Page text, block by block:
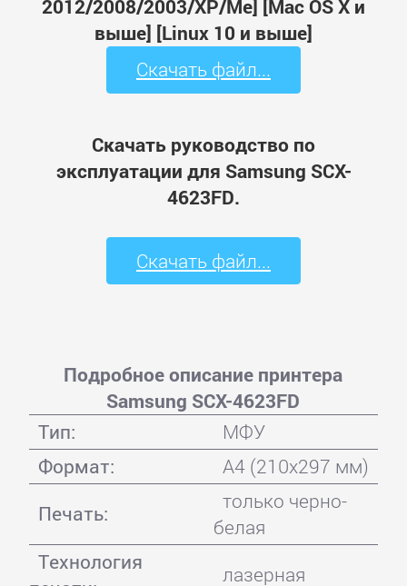
2012/2008/2003/XP/Me] [Mac OS X и
выше] [Linux 10 и выше]
Скачать файл...
Скачать руководство по
эксплуатации для Samsung SCX-
4623FD.
Скачать файл...
Подробное описание принтера
Samsung SCX-4623FD
Тип:
МФУ
Формат:
A4 (210x297 мм)
Печать:
только черно-
белая
Технология
лазерная